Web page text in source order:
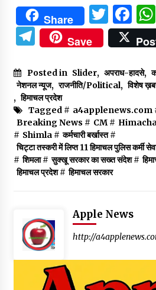
Share
Telegram
Save
Posted in Slider, अपराध-हादसे,
नेशनल न्यूज, राजनीति/Political, विशेष
, हिमाचल प्रदेश
Tagged # a4applenews.com
Breaking News # CM#
# Shimla# कर्मचारी बर्खास्त#
चिट्टा तस्करी में लिप्त 11 हिमाचल पुलिस कर्मी
# शिमला# सुक्खू सरकार का सख्त संदेश#
हिमाचल प्रदेश# हिमाचल सरकार
Apple News
http://